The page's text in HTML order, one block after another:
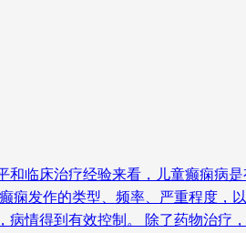
临床治疗经验来看，儿童癫痫病
痫发作的类型、频率、严重程度，
情得到有效控制。 除了药物治疗